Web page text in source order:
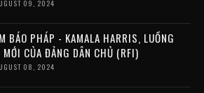
09, 2024
BÁO PHÁP - KAMALA HARRIS, LUỒNG
MỚI CỦA ĐẢNG DÂN CHỦ (RFI)
08, 2024